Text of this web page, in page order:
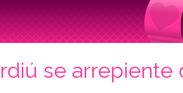
se arrepiente